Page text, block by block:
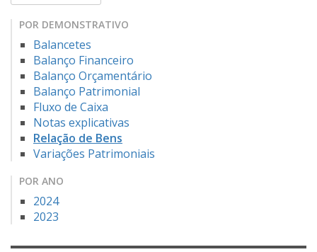
POR DEMONSTRATIVO
Balancetes
Balanço Financeiro
Balanço Orçamentário
Balanço Patrimonial
Fluxo de Caixa
Notas explicativas
Relação de Bens
Variações Patrimoniais
POR ANO
2024
2023